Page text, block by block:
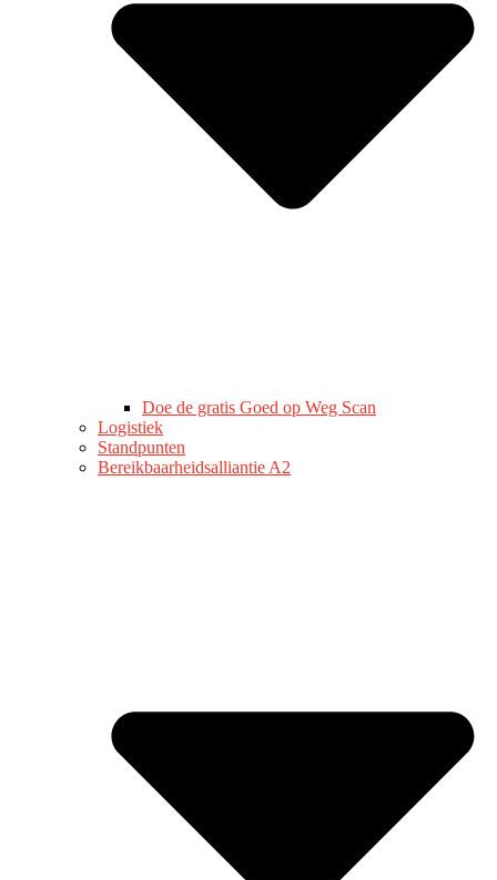
Doe de gratis Goed op Weg Scan
Logistiek
Standpunten
Bereikbaarheidsalliantie A2